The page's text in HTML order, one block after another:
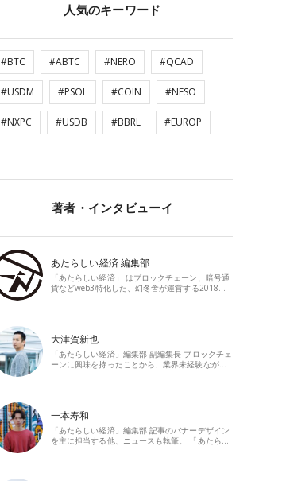
人気のキーワード
#BTC #ABTC #NERO #QCAD
#USDM #PSOL #COIN #NESO
#NXPC #USDB #BBRL #EUROP
著者・インタビューイ
あたらしい経済 編集部
「あたらしい経済」 はブロックチェーン、暗号通
貨などweb3特化した、幻冬舎が運営する2018…
大津賀新也
「あたらしい経済」編集部 副編集長 ブロックチェ
ーンに興味を持ったことから、業界未経験なが…
一本寿和
「あたらしい経済」編集部 記事のバナーデザイン
を主に担当する他、ニュースも執筆。 「あたら…